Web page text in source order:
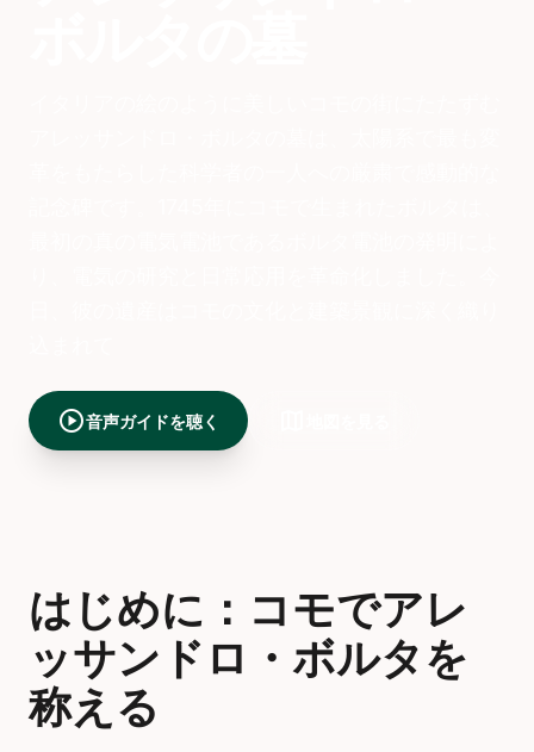
play_circle音声ガイドを聴く
はじめに：コモでアレ
ッサンドロ・ボルタを
称える